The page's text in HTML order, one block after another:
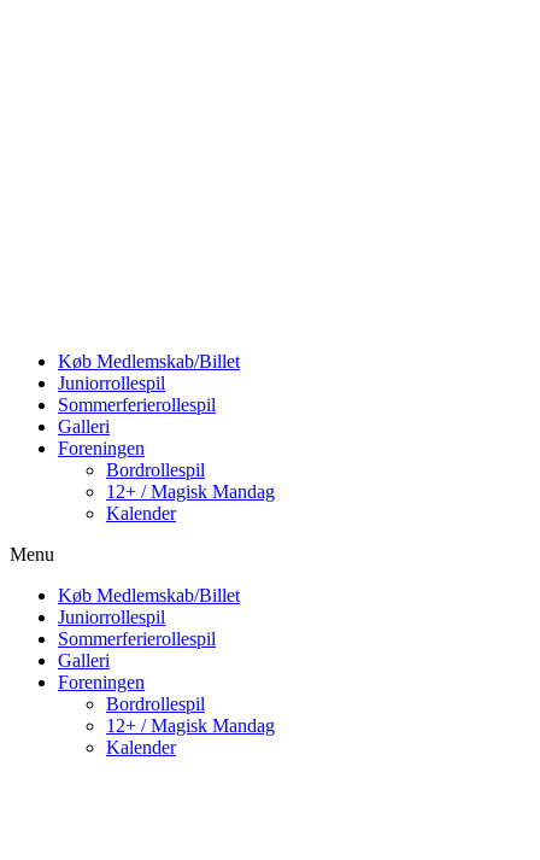
Køb Medlemskab/Billet
Juniorrollespil
Sommerferierollespil
Galleri
Foreningen
Bordrollespil
12+ / Magisk Mandag
Kalender
Menu
Køb Medlemskab/Billet
Juniorrollespil
Sommerferierollespil
Galleri
Foreningen
Bordrollespil
12+ / Magisk Mandag
Kalender